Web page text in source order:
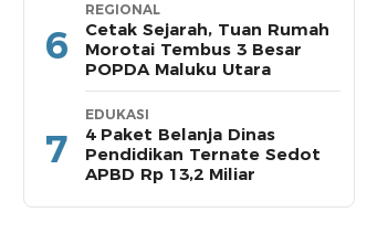
6
REGIONAL
Cetak Sejarah, Tuan Rumah
Morotai Tembus 3 Besar
POPDA Maluku Utara
7
EDUKASI
4 Paket Belanja Dinas
Pendidikan Ternate Sedot
APBD Rp 13,2 Miliar